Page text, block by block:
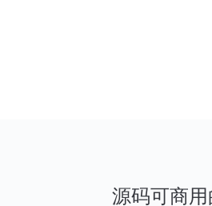
源码可商